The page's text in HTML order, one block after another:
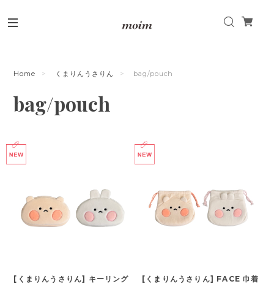
Home くまりんうさりん bag/pouch
bag/pouch
[くまりんうさりん] キーリング
[くまりんうさりん] FACE 巾着